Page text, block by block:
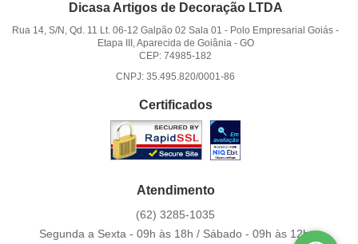
Dicasa Artigos de Decoração LTDA
Rua 14, S/N, Qd. 11 Lt. 06-12 Galpão 02 Sala 01 - Polo Empresarial Goiás -
Etapa III, Aparecida de Goiânia- GO
CEP: 74985-182
CNPJ: 35.495.820/0001-86
Certificados
Atendimento
(62) 3285-1035
Segunda a Sexta - 09h às 18h / Sábado - 09h às 12h.